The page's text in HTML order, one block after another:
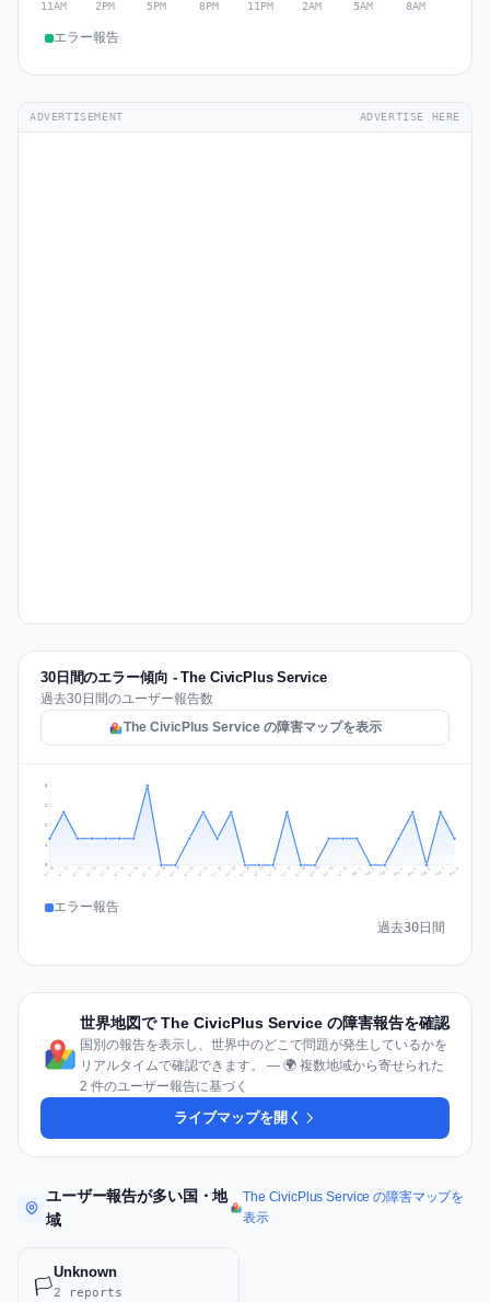
エラー報告
ADVERTISEMENT ADVERTISE HERE
30日間のエラー傾向 - The CivicPlus Service
過去30日間のユーザー報告数
The CivicPlus Service の障害マップを表示
1
2
2
3
Jul 10 Jul 11 Jul 12 Jul 13 Jul 14 Jul 15 Jul 16 Jul 17 Jul 18 Jul 19 Jul 20 Jul 21 Jul 22 Jul 23 Jul 24 Jul 25 Jul 26 Jul 27 Jul 28 Jul 29 Jul 30 Jul 31 Aug 1 Aug 2 Aug 3 Aug 4 Aug 5 Aug 6 Aug 7 Aug 8
エラー報告
過去30日間
世界地図で The CivicPlus Service の障害報告を確認
国別の報告を表示し、世界中のどこで問題が発生しているかを
リアルタイムで確認できます。 — 🌍 複数地域から寄せられた
2 件のユーザー報告に基づく
ライブマップを開く
ユーザー報告が多い国・地
域
The CivicPlus Service の障害マップを
表示
🏳️
Unknown
2 reports